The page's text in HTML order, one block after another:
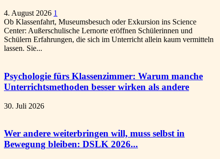
4. August 2026 1
Ob Klassenfahrt, Museumsbesuch oder Exkursion ins Science
Center: Außerschulische Lernorte eröffnen Schülerinnen und
Schülern Erfahrungen, die sich im Unterricht allein kaum vermitteln
lassen. Sie...
Psychologie fürs Klassenzimmer: Warum manche
Unterrichtsmethoden besser wirken als andere
30. Juli 2026
Wer andere weiterbringen will, muss selbst in
Bewegung bleiben: DSLK 2026...